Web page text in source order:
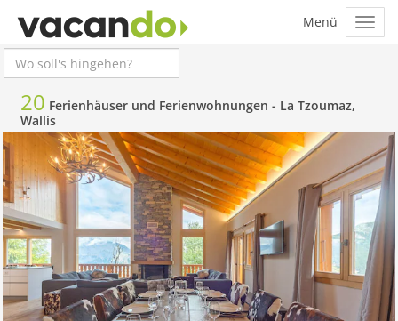
20 Ferienhäuser und Ferienwohnungen - La Tzoumaz,
Wallis